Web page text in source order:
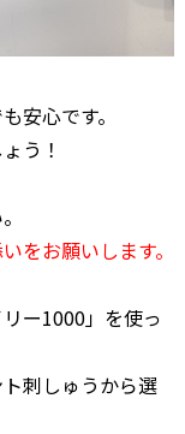
安心です。
う！
をお願いします。
ー1000」を使っ
刺しゅうから選